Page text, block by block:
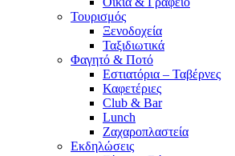
Τουρισμός
Ξενοδοχεία
Ταξιδιωτικά
Φαγητό & Ποτό
Εστιατόρια – Ταβέρνες
Καφετέριες
Club & Bar
Lunch
Ζαχαροπλαστεία
Εκδηλώσεις